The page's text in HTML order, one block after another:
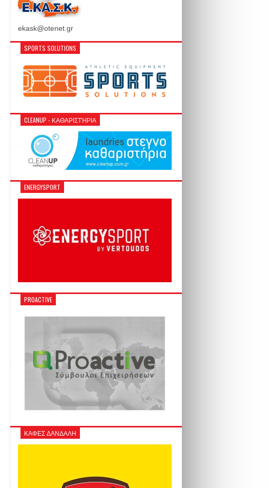
ekask@otenet.gr
SPORTS SOLUTIONS
CLEANUP - ΚΑΘΑΡΙΣΤΉΡΙΑ
ENERGYSPORT
PROACTIVE
ΚΑΦΕΣ ΔΑΝΔΑΛΗ